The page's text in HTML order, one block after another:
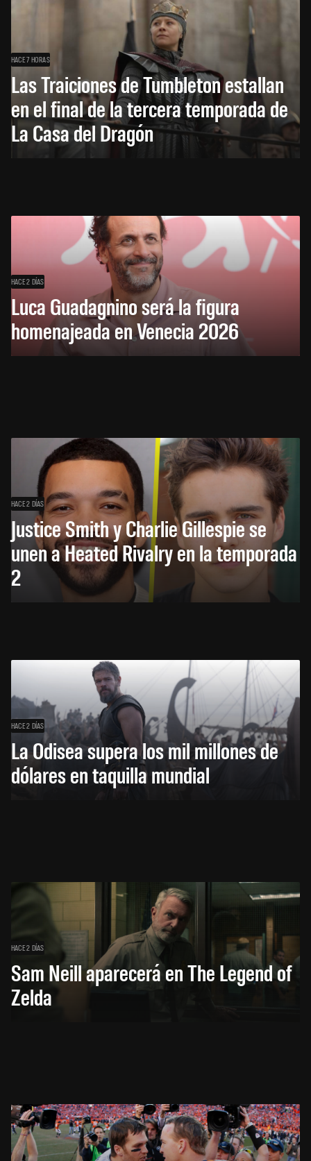
HACE 7 HORAS
Las Traiciones de Tumbleton estallan
en el final de la tercera temporada de
La Casa del Dragón
HACE 2 DÍAS
Luca Guadagnino será la figura
homenajeada en Venecia 2026
HACE 2 DÍAS
Justice Smith y Charlie Gillespie se
unen a Heated Rivalry en la temporada
2
HACE 2 DÍAS
La Odisea supera los mil millones de
dólares en taquilla mundial
HACE 2 DÍAS
Sam Neill aparecerá en The Legend of
Zelda